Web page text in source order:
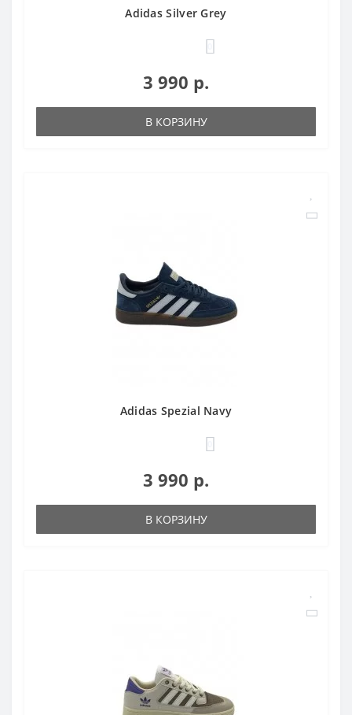
Adidas Silver Grey
3 990 р.
В КОРЗИНУ
Adidas Spezial Navy
3 990 р.
В КОРЗИНУ